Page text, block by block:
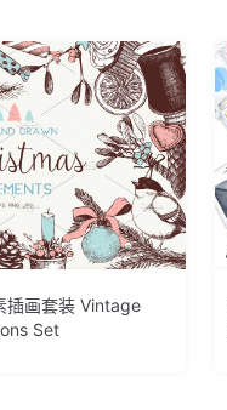
插画套装 Vintage
Set